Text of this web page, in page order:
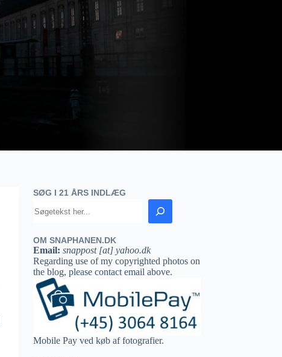
SØG I 21 ÅRS INDLÆG
OM SNAPHANEN.DK
Email: snappost [at] yahoo.dk
Regarding use of my copyrighted photos on
the blog, please contact email above.
Mobile Pay ved køb af fotografier.